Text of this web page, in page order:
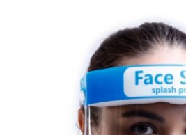
1.95€